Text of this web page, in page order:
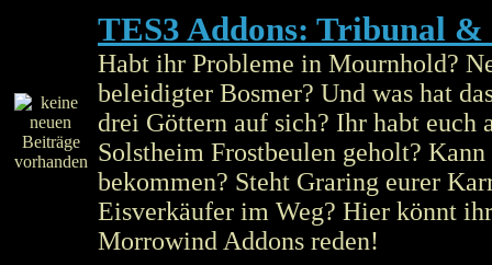
TES3 Addons: Tribunal &
Habt ihr Probleme in Mournhold?
beleidigter Bosmer? Und was hat
drei Göttern auf sich? Ihr habt euch
Solstheim Frostbeulen geholt?
bekommen? Steht Graring eurer
Eisverkäufer im Weg? Hier könnt
Morrowind Addons reden!